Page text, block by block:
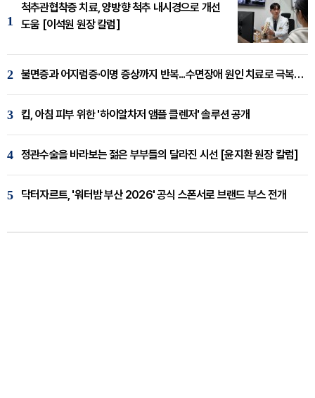
1
척추관협착증 치료, 양방향 척추 내시경으로 개선
도움 [이석원 원장 칼럼]
2 불면증과 어지럼증·이명 증상까지 반복...수면장애 원인 치료로 극복해야
3 킵, 아침 피부 위한 '하이알차저 앰플 클렌저' 솔루션 공개
4 정관수술을 바라보는 젊은 부부들의 달라진 시선 [윤지환 원장 칼럼]
5 닥터자르트, '워터밤 부산 2026' 공식 스폰서로 브랜드 부스 전개